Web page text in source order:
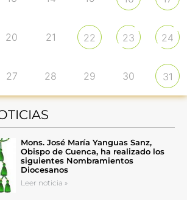
20 21 22 23 24
27 28 29 30 31
Mons. José María Yanguas Sanz,
Obispo de Cuenca, ha realizado los
siguientes Nombramientos
Diocesanos
Leer noticia »